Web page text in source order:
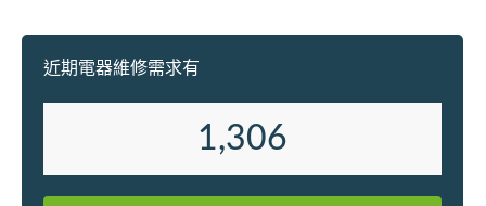
近期電器維修需求有
1,306